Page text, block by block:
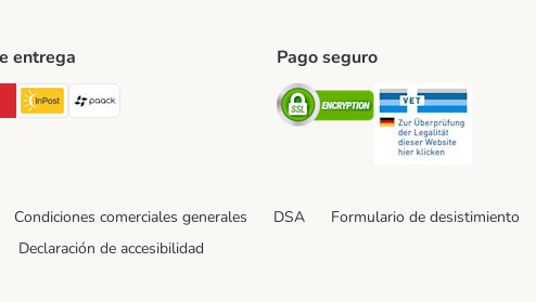
entrega
Shipping Method
CTTExpress Shipping Method
InPost Shipping Method
Pago seguro
Security
Condiciones comerciales generales DSA Formulario de desistimiento
Declaración de accesibilidad